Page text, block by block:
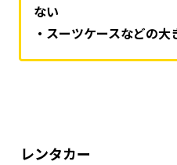
ない
・スーツケースなどの
レンタカー